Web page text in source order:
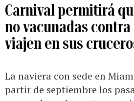
Carnival permitirá
no vacunadas contra
viajen en sus
La naviera con sede en
partir de septiembre los